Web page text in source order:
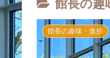
館長の趣
館長の趣味・進捗